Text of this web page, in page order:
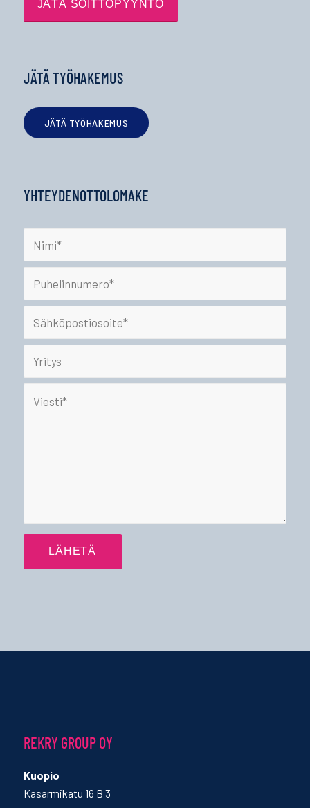
JÄTÄ TYÖHAKEMUS
JÄTÄ TYÖHAKEMUS
YHTEYDENOTTOLOMAKE
REKRY GROUP OY
Kuopio
Kasarmikatu 16 B 3